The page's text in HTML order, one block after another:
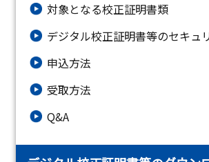
対象となる校正証明書類
デジタル校正証明書等のセキュ
申込方法
受取方法
Q&A